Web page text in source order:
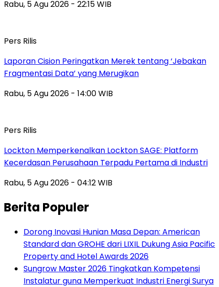
Rabu, 5 Agu 2026 - 22:15 WIB
Pers Rilis
Laporan Cision Peringatkan Merek tentang ‘Jebakan
Fragmentasi Data’ yang Merugikan
Rabu, 5 Agu 2026 - 14:00 WIB
Pers Rilis
Lockton Memperkenalkan Lockton SAGE: Platform
Kecerdasan Perusahaan Terpadu Pertama di Industri
Rabu, 5 Agu 2026 - 04:12 WIB
Berita Populer
Dorong Inovasi Hunian Masa Depan: American
Standard dan GROHE dari LIXIL Dukung Asia Pacific
Property and Hotel Awards 2026
Sungrow Master 2026 Tingkatkan Kompetensi
Instalatur guna Memperkuat Industri Energi Surya